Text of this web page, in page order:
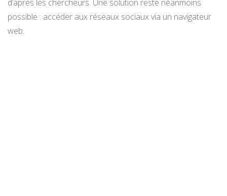
d’après les chercheurs. Une solution reste néanmoins
possible : accéder aux réseaux sociaux via un navigateur
web.